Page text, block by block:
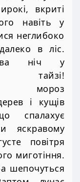
вкриті
навіть у
неглибоко
в ліс.
ніч у
тайзі!
мороз
і кущів
спалахує
яскравому
повітря
миготіння.
шепочуться